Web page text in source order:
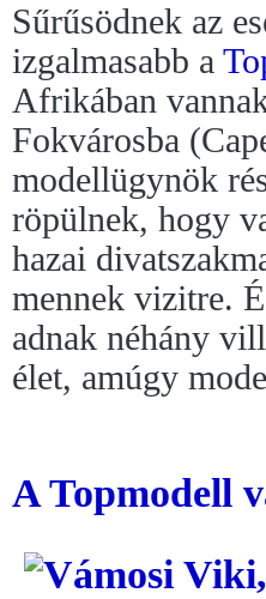
Sűrűsödnek az
izgalmasabb a
Afrikában
Fokvárosba
modellügynök
röpülnek, hogy
hazai
mennek vizitre.
adnak néhány
élet, amúgy
A Topmodell